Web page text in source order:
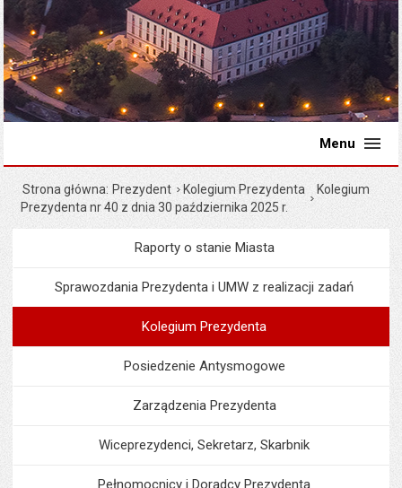
Menu
Strona główna Prezydent Kolegium Prezydenta
Kolegium
Prezydenta nr 40 z dnia 30 października 2025 r.
MenuPrezydent
Raporty o stanie Miasta
Sprawozdania Prezydenta i UMW z realizacji zadań
Kolegium Prezydenta
Posiedzenie Antysmogowe
Zarządzenia Prezydenta
Wiceprezydenci, Sekretarz, Skarbnik
Pełnomocnicy i Doradcy Prezydenta